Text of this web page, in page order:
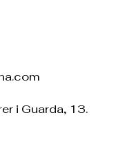
i Guarda, 13.